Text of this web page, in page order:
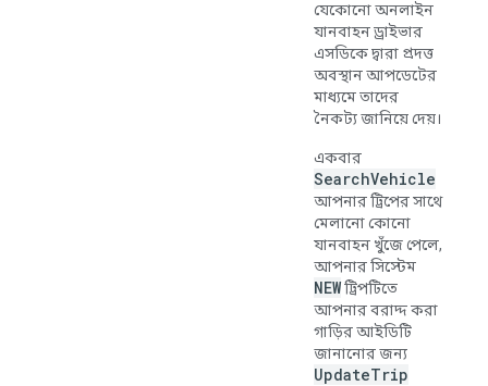
যেকোনো অনলাইন
যানবাহন ড্রাইভার
এসডিকে দ্বারা প্রদত্ত
অবস্থান আপডেটের
মাধ্যমে তাদের
নৈকট্য জানিয়ে দেয়।
একবার
SearchVehicle
আপনার ট্রিপের সাথে
মেলানো কোনো
যানবাহন খুঁজে পেলে,
আপনার সিস্টেম
NEWট্রিপটিতে
আপনার বরাদ্দ করা
গাড়ির আইডিটি
জানানোর জন্য
UpdateTrip